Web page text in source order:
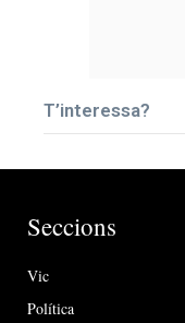
T’interessa?
Seccions
Vic
Política